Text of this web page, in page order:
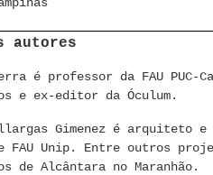
autores
é professor da FAU PUC-
e ex-editor da Óculum.
Gimenez é arquiteto e
e FAU Unip. Entre outros
de Alcântara no Maranhão.